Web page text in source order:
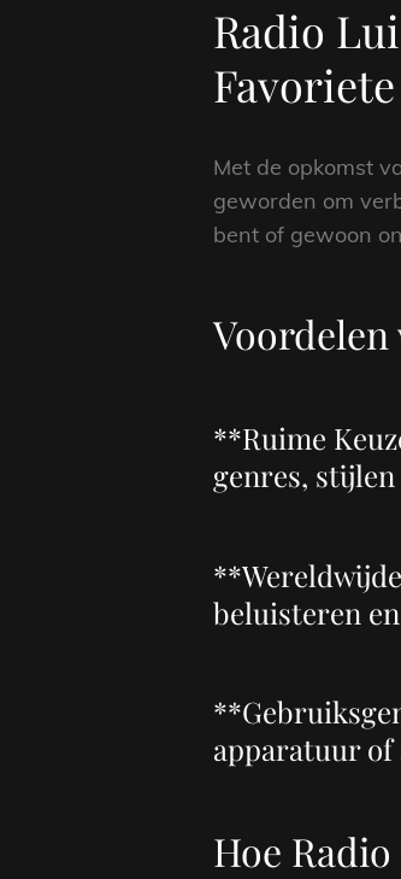
Radio
Met de opkomst
geworden om
bent of gewoon
Voordelen
**Ruime
genres,
beluisteren
apparatuur of
Hoe